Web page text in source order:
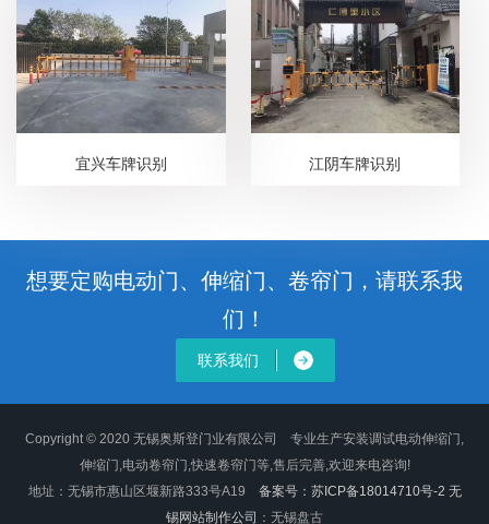
宜兴车牌识别 江阴车牌识别
想要定购电动门、伸缩门、卷帘门，请联系我
们！
联系我们
Copyright © 2020 无锡奥斯登门业有限公司 专业生产安装调试电动伸缩门,
伸缩门,电动卷帘门,快速卷帘门等,售后完善,欢迎来电咨询!
地址：无锡市惠山区堰新路333号A19 备案号：苏ICP备18014710号-2 无
锡网站制作公司 ：无锡盘古